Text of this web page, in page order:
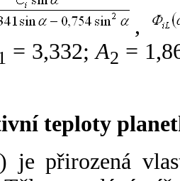
,
= 3,332;A2 =
teploty
je přirozená